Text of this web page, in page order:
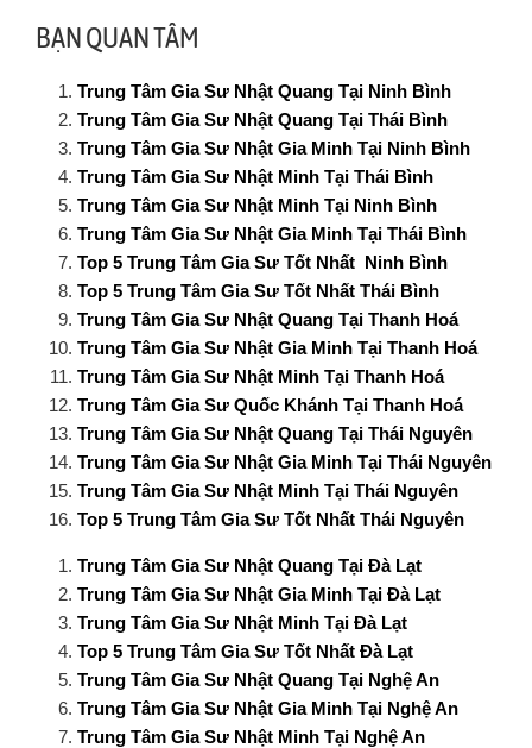
BẠN QUAN TÂM
Trung Tâm Gia Sư Nhật Quang Tại Ninh Bình
Trung Tâm Gia Sư Nhật Quang Tại Thái Bình
Trung Tâm Gia Sư Nhật Gia Minh Tại Ninh Bình
Trung Tâm Gia Sư Nhật Minh Tại Thái Bình
Trung Tâm Gia Sư Nhật Minh Tại Ninh Bình
Trung Tâm Gia Sư Nhật Gia Minh Tại Thái Bình
Top 5 Trung Tâm Gia Sư Tốt Nhất Ninh Bình
Top 5 Trung Tâm Gia Sư Tốt Nhất Thái Bình
Trung Tâm Gia Sư Nhật Quang Tại Thanh Hoá
Trung Tâm Gia Sư Nhật Gia Minh Tại Thanh Hoá
Trung Tâm Gia Sư Nhật Minh Tại Thanh Hoá
Trung Tâm Gia Sư Quốc Khánh Tại Thanh Hoá
Trung Tâm Gia Sư Nhật Quang Tại Thái Nguyên
Trung Tâm Gia Sư Nhật Gia Minh Tại Thái Nguyên
Trung Tâm Gia Sư Nhật Minh Tại Thái Nguyên
Top 5 Trung Tâm Gia Sư Tốt Nhất Thái Nguyên
Trung Tâm Gia Sư Nhật Quang Tại Đà Lạt
Trung Tâm Gia Sư Nhật Gia Minh Tại Đà Lạt
Trung Tâm Gia Sư Nhật Minh Tại Đà Lạt
Top 5 Trung Tâm Gia Sư Tốt Nhất Đà Lạt
Trung Tâm Gia Sư Nhật Quang Tại Nghệ An
Trung Tâm Gia Sư Nhật Gia Minh Tại Nghệ An
Trung Tâm Gia Sư Nhật Minh Tại Nghệ An